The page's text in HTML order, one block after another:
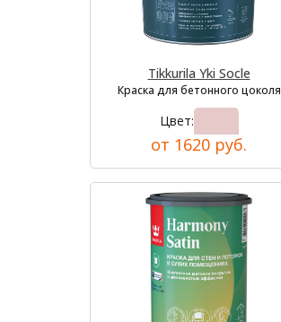
Tikkurila Yki Socle
Краска для бетонного цоколя
Цвет:
от 1620 руб.